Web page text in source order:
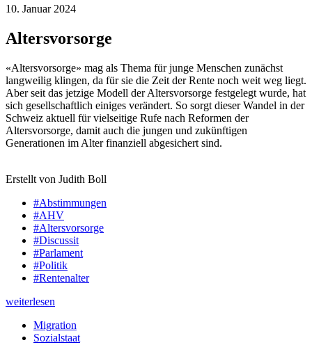
10. Januar 2024
Altersvorsorge
«Altersvorsorge» mag als Thema für junge Menschen zunächst
langweilig klingen, da für sie die Zeit der Rente noch weit weg liegt.
Aber seit das jetzige Modell der Altersvorsorge festgelegt wurde, hat
sich gesellschaftlich einiges verändert. So sorgt dieser Wandel in der
Schweiz aktuell für vielseitige Rufe nach Reformen der
Altersvorsorge, damit auch die jungen und zukünftigen
Generationen im Alter finanziell abgesichert sind.
Erstellt von Judith Boll
#Abstimmungen
#AHV
#Altersvorsorge
#Discussit
#Parlament
#Politik
#Rentenalter
weiterlesen
Migration
Sozialstaat